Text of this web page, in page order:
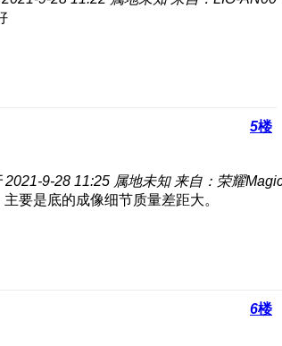
5楼
2021-9-28 11:25 属地未知 来自：荣耀
要是底的成像细节质量差距大。
6楼